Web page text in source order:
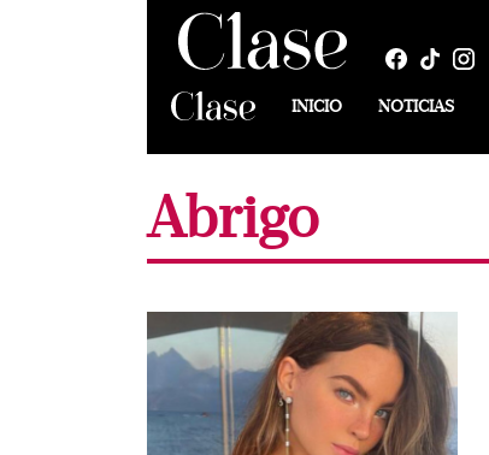
INICIO NOTICIAS
Abrigo